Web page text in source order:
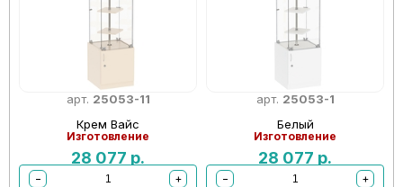
арт. 25053-11
Крем Вайс
Изготовление
28 077 р.
−
+
арт. 25053-1
Белый
Изготовление
28 077 р.
−
+